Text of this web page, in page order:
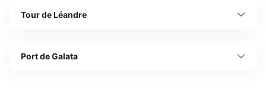
Tour de Léandre
Port de Galata